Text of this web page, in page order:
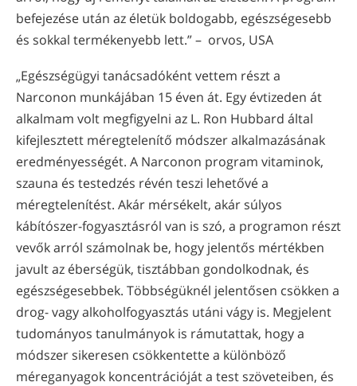
befejezése után az életük boldogabb, egészségesebb
és sokkal termékenyebb lett.” – orvos, USA
„Egészségügyi tanácsadóként vettem részt a
Narconon munkájában 15 éven át. Egy évtizeden át
alkalmam volt megfigyelni az L. Ron Hubbard által
kifejlesztett méregtelenítő módszer alkalmazásának
eredményességét. A Narconon program vitaminok,
szauna és testedzés révén teszi lehetővé a
méregtelenítést. Akár mérsékelt, akár súlyos
kábítószer-fogyasztásról van is szó, a programon részt
vevők arról számolnak be, hogy jelentős mértékben
javult az éberségük, tisztábban gondolkodnak, és
egészségesebbek. Többségüknél jelentősen csökken a
drog- vagy alkoholfogyasztás utáni vágy is. Megjelent
tudományos tanulmányok is rámutattak, hogy a
módszer sikeresen csökkentette a különböző
méreganyagok koncentrációját a test szöveteiben, és